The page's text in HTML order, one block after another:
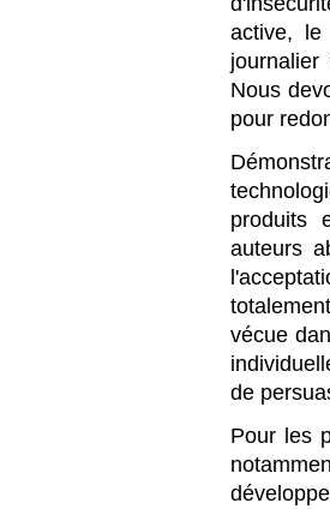
active, le
Nous
pour
produits
auteurs
vécue
de
Pour les